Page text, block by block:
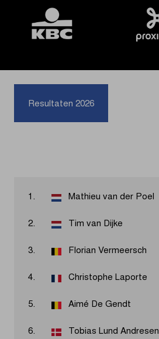
Resultaten 2026
1. Mathieu van der Poel
2. Tim van Dijke
3. Florian Vermeersch
4. Christophe Laporte
5. Aimé De Gendt
6. Tobias Lund Andresen